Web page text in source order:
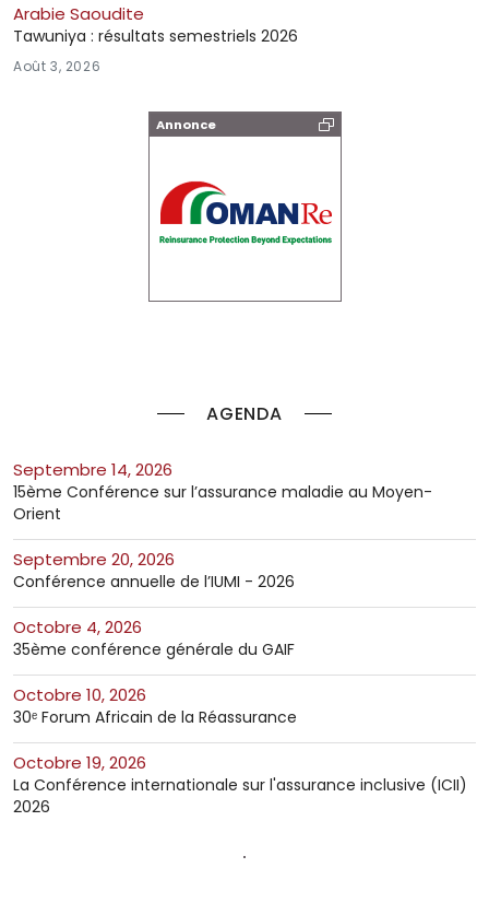
Annonce
AGENDA
septembre 14, 2026
15ème Conférence sur l’assurance maladie au Moyen-
Orient
septembre 20, 2026
Conférence annuelle de l’IUMI - 2026
octobre 4, 2026
35ème conférence générale du GAIF
octobre 10, 2026
30ᵉ Forum Africain de la Réassurance
octobre 19, 2026
La Conférence internationale sur l'assurance inclusive (ICII)
2026
Arabie Saoudite
Tawuniya : résultats semestriels 2026
Août 3, 2026